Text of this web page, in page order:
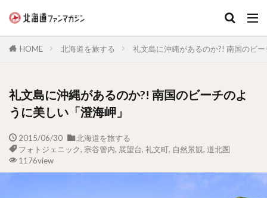
HOME 北海道を旅する 礼文島に沖縄があるのか?! 南国のビ
礼文島に沖縄があるのか?! 南国のビーチのよ
うに美しい「澄海岬」
2015/06/30
北海道を旅する
フォトジェニック, 宗谷管内, 展望台, 礼文町, 自然景観, 道北圏
1176view